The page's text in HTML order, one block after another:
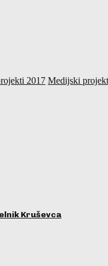
2017 Medijski
Kruševca